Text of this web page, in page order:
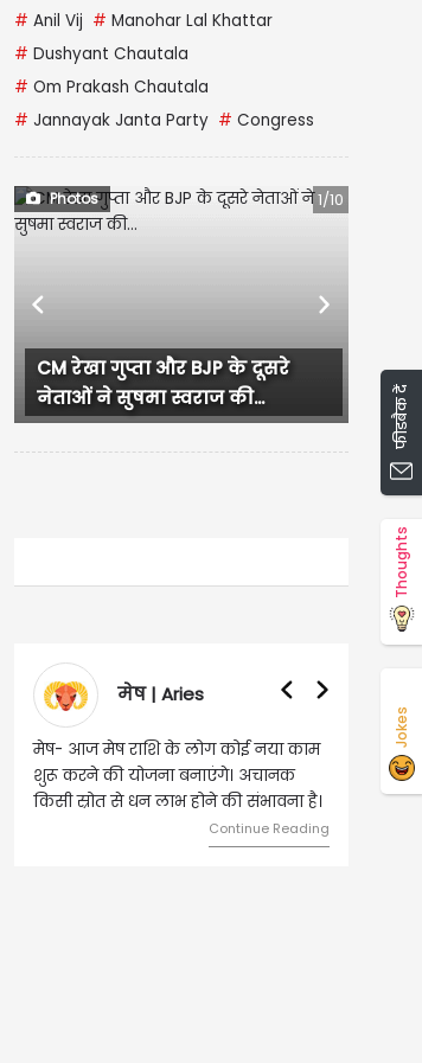
# Anil Vij # Manohar Lal Khattar
# Dushyant Chautala
# Om Prakash Chautala
# Jannayak Janta Party # Congress
Photos 1/10
BJP के दूसरे
की...
लुधियाना में कांग्रेस
हंगामा, प्रदेश...
Previous Next
| Aries
के लोग कोई नया काम
बनाएंगे। अचानक
लाभ होने की संभावना है।
वृषभ | Taurus
वृष - आज ऐसे व्यक्ति से मुलाकात
जिससे भविष्य में बड़े फायदे हो
दांपत्य जीवन में मधुरता बनी रहेगी।
फीडबैक दें
Thoughts
Jokes